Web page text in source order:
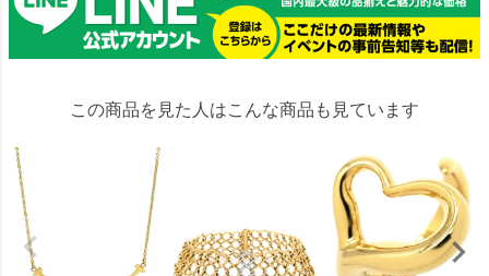
この商品を見た人はこんな商品も見ています